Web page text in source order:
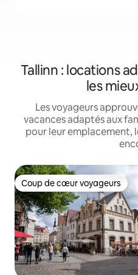
Tallinn : locations
les
Les voyageurs
vacances adaptés aux
pour leur emplacement,
Coup de cœur voyageurs
Coup de cœur voyageurs